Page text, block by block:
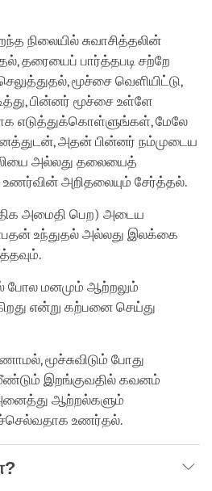
நிலையில் சுவாசித்தலின்
தரையைப் பார்த்தபடி சற்றே
மூச்சை வெளியிட்டு,
பின்னர் மூச்சை உள்ளே
எடுத்துக்கொள்ளுங்கள், மேலே
அதன் பின்னர் நம்முடைய
அல்லது தலையைத்
அறிதலையும் சேர்த்தல்.
அமைதி பெற) அடைய
உந்துதல் அல்லது இலக்கை
போல மனமும் ஆற்றலும்
என்று கற்பனை செய்து
மூச்சுவிடும் போது
மீண்டும் இறங்குவதில் கவனம்
ஆற்றல்களும்
உணர்தல்.